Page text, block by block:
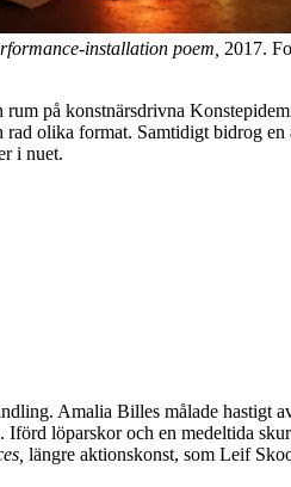
installation poem, 2017.
rum på konstnärsdrivna
rad olika format. Samtidigt bidrog
i nuet.
Amalia Billes målade hastigt
Iförd löparskor och en medeltida
längre aktionskonst, som Leif